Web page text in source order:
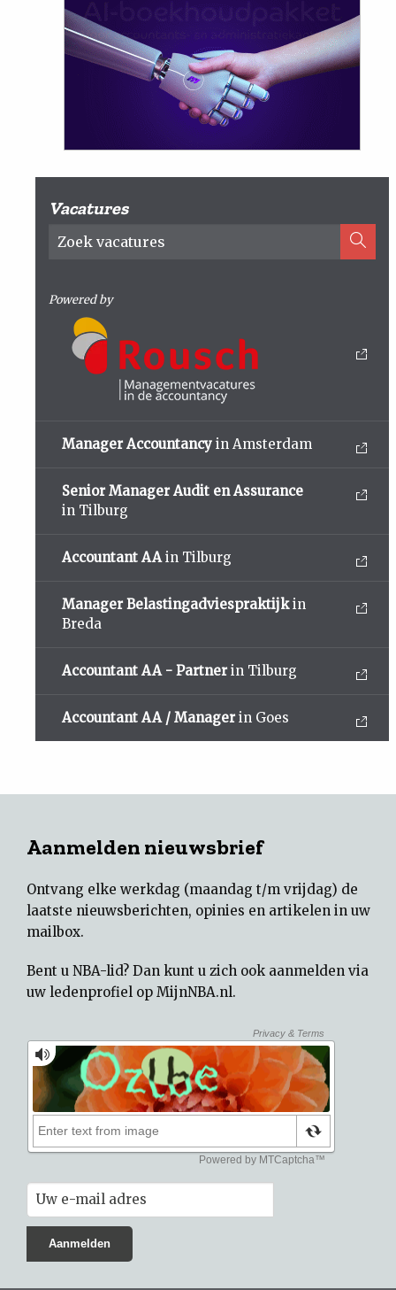
Vacatures
Powered by
Manager Accountancy in Amsterdam
Senior Manager Audit en Assurance
in Tilburg
Accountant AA in Tilburg
Manager Belastingadviespraktijkin
Breda
Accountant AA - Partner in Tilburg
Accountant AA / Manager in Goes
Aanmelden nieuwsbrief
Ontvang elke werkdag (maandag t/m vrijdag) de
laatste nieuwsberichten, opinies en artikelen in uw
mailbox.
Bent u NBA-lid? Dan kunt u zich ook aanmelden via
uw ledenprofiel op MijnNBA.nl.